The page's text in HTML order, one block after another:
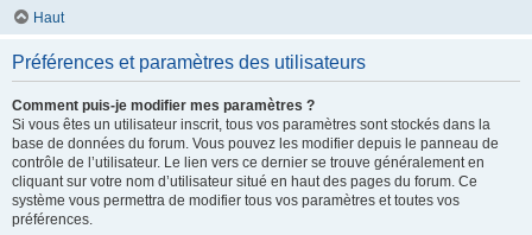
Haut
Préférences et paramètres des utilisateurs
Comment puis-je modifier mes paramètres ?
Si vous êtes un utilisateur inscrit, tous vos paramètres sont stockés dans la
base de données du forum. Vous pouvez les modifier depuis le panneau de
contrôle de l’utilisateur. Le lien vers ce dernier se trouve généralement en
cliquant sur votre nom d’utilisateur situé en haut des pages du forum. Ce
système vous permettra de modifier tous vos paramètres et toutes vos
préférences.